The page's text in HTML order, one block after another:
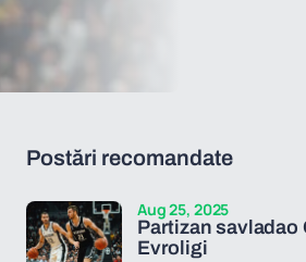
Postări recomandate
Partizan savladao
Evroligi
Aug 25, 2025